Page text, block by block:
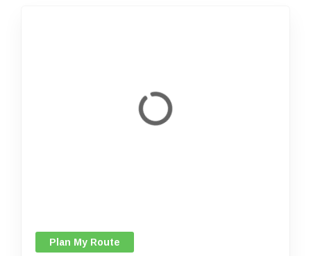
Plan My Route